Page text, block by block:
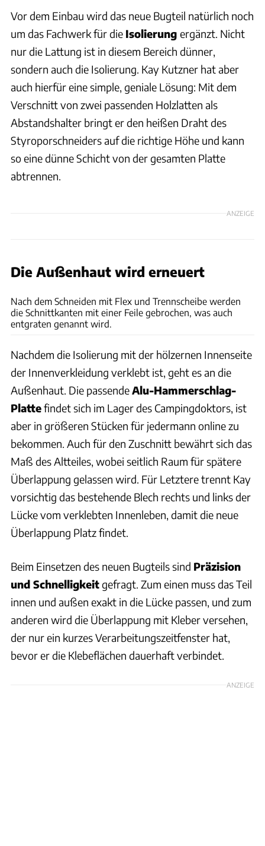
Vor dem Einbau wird das neue Bugteil natürlich noch
um das Fachwerk für die Isolierung ergänzt. Nicht
nur die Lattung ist in diesem Bereich dünner,
sondern auch die Isolierung. Kay Kutzner hat aber
auch hierfür eine simple, geniale Lösung: Mit dem
Verschnitt von zwei passenden Holzlatten als
Abstandshalter bringt er den heißen Draht des
Styroporschneiders auf die richtige Höhe und kann
so eine dünne Schicht von der gesamten Platte
abtrennen.
ANZEIGE
Die Außenhaut wird erneuert
Nach dem Schneiden mit Flex und Trennscheibe werden
die Schnittkanten mit einer Feile gebrochen, was auch
entgraten genannt wird.
Nachdem die Isolierung mit der hölzernen Innenseite
der Innenverkleidung verklebt ist, geht es an die
Außenhaut. Die passendeAlu-Hammerschlag-
Plattefindet sich im Lager des Campingdoktors, ist
aber in größeren Stücken für jedermann online zu
bekommen. Auch für den Zuschnitt bewährt sich das
Maß des Altteiles, wobei seitlich Raum für spätere
Überlappung gelassen wird. Für Letztere trennt Kay
vorsichtig das bestehende Blech rechts und links der
Lücke vom verklebten Innenleben, damit die neue
Überlappung Platz findet.
Beim Einsetzen des neuen Bugteils sind Präzision
und Schnelligkeitgefragt. Zum einen muss das Teil
innen und außen exakt in die Lücke passen, und zum
anderen wird die Überlappung mit Kleber versehen,
der nur ein kurzes Verarbeitungszeitfenster hat,
bevor er die Klebeflächen dauerhaft verbindet.
ANZEIGE